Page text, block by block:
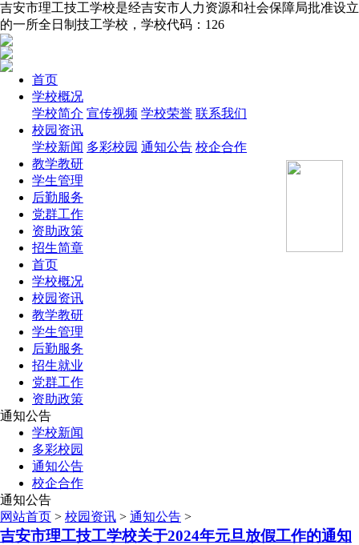
吉安市理工技工学校是经吉安市人力资源和社会保障局批准设立
的一所全日制技工学校，学校代码：126
首页
学校概况
学校简介 宣传视频 学校荣誉 联系我们
校园资讯
学校新闻 多彩校园 通知公告 校企合作
教学教研
学生管理
后勤服务
党群工作
资助政策
招生简章
首页
学校概况
校园资讯
教学教研
学生管理
后勤服务
招生就业
党群工作
资助政策
通知公告
学校新闻
多彩校园
通知公告
校企合作
通知公告
网站首页 > 校园资讯 > 通知公告 >
吉安市理工技工学校关于2024年元旦放假工作的通知